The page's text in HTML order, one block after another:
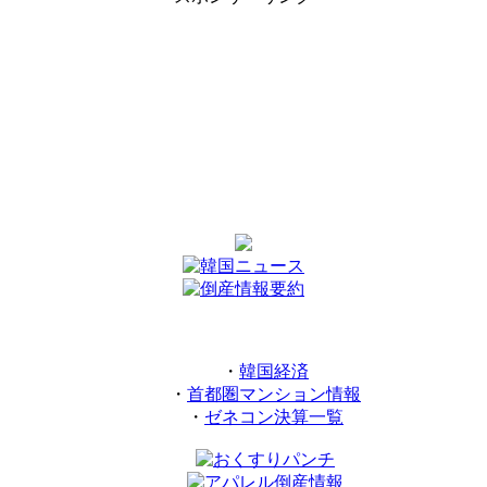
・ 韓国経済
・ 首都圏マンション情報
・ ゼネコン決算一覧